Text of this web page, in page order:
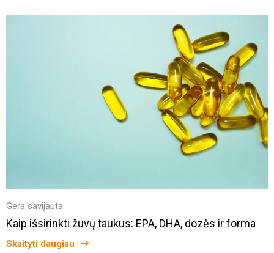
Gera savijauta
Kaip išsirinkti žuvų taukus: EPA, DHA, dozės ir forma
Skaityti daugiau